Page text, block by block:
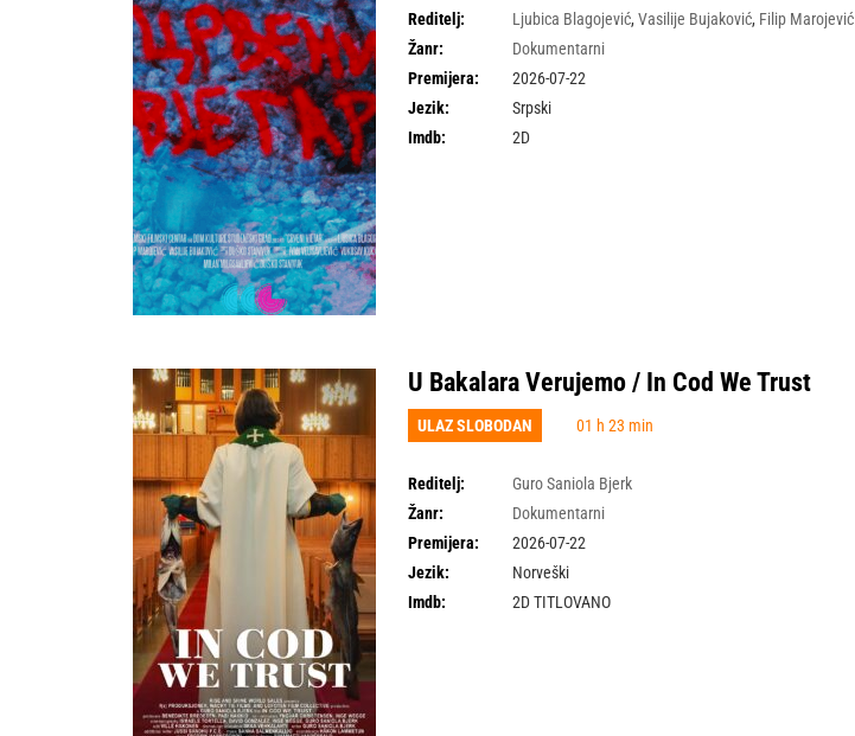
Reditelj: Ljubica Blagojević, Vasilije Bujaković, Filip Marojević
Žanr:
Dokumentarni
Premijera:
2026-07-22
Jezik:
Srpski
Imdb:
2D
U Bakalara Verujemo / In Cod We Trust
ULAZ SLOBODAN 01 h 23 min
Reditelj:
Guro Saniola Bjerk
Žanr:
Dokumentarni
Premijera:
2026-07-22
Jezik:
Norveški
Imdb:
2D TITLOVANO